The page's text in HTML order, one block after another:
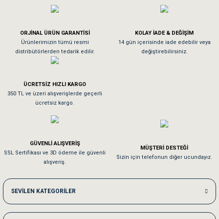
Köpeğim bayıldı hediyeler için teşekkürler
As**** Tu******
Tavşanım kafesinin kalitesine ve paketlemesine bayıldım
Sa**** On******
Kedilerim beğeniyorlar. Memnunuz. Uygun fiyatta olması iyi.
Me***** Ya******
Akşam verdiğim sipariş bir sonraki gün elime ulaştı. Jack russell köpeğim
ORJİNAL ÜRÜN GARANTİSİ
Ürünlerimizin tümü resmi
distribütörlerden tedarik edilir.
KOLAY İADE & DEĞİŞİM
14 gün içerisinde iade edebilir veya
değiştirebilirsiniz.
ÜCRETSİZ HIZLI KARGO
350 TL ve üzeri alışverişlerde geçerli
ücretsiz kargo.
GÜVENLİ ALIŞVERİŞ
SSL Sertifikası ve 3D ödeme ile güvenli
alışveriş.
MÜŞTERİ DESTEĞİ
Sizin için telefonun diğer ucundayız.
SEVİLEN KATEGORİLER